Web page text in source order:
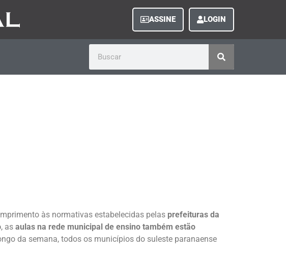
ASSINE LOGIN
às normativas estabelecidas pelas prefeituras da
, as aulas na rede municipal de ensino também estão
da semana, todos os municípios do suleste paranaense